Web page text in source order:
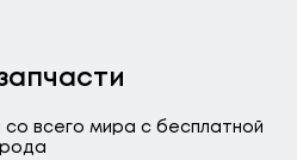
со всего мира с бесплатной